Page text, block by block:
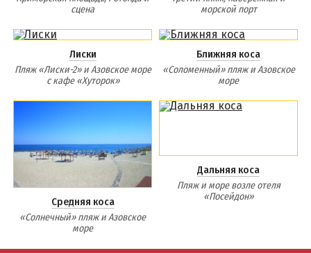
сцена
морской порт
Лиски
Пляж «Лиски-2» и Азовское море
с кафе «Хуторок»
Ближняя коса
«Соломенный» пляж и Азовское
море
Средняя коса
«Солнечный» пляж и Азовское
море
Дальняя коса
Пляж и море возле отеля
«Посейдон»